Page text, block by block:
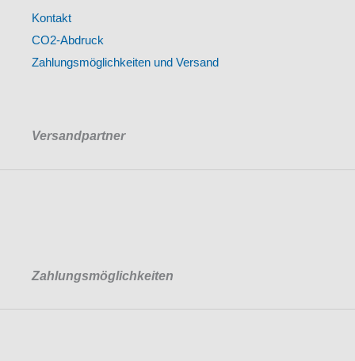
Kontakt
CO2-Abdruck
Zahlungsmöglichkeiten und Versand
Versandpartner
Zahlungsmöglichkeiten